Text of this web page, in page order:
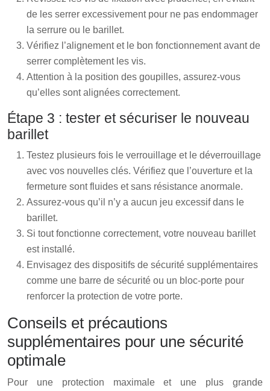
de les serrer excessivement pour ne pas endommager
la serrure ou le barillet.
Vérifiez l’alignement et le bon fonctionnement avant de
serrer complètement les vis.
Attention à la position des goupilles, assurez-vous
qu’elles sont alignées correctement.
Étape 3 : tester et sécuriser le nouveau
barillet
Testez plusieurs fois le verrouillage et le déverrouillage
avec vos nouvelles clés. Vérifiez que l’ouverture et la
fermeture sont fluides et sans résistance anormale.
Assurez-vous qu’il n’y a aucun jeu excessif dans le
barillet.
Si tout fonctionne correctement, votre nouveau barillet
est installé.
Envisagez des dispositifs de sécurité supplémentaires
comme une barre de sécurité ou un bloc-porte pour
renforcer la protection de votre porte.
Conseils et précautions
supplémentaires pour une sécurité
optimale
Pour une protection maximale et une plus grande